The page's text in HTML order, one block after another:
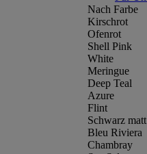
Nach Farbe
Kirschrot
Ofenrot
Shell Pink
White
Meringue
Deep Teal
Azure
Flint
Schwarz matt
Bleu Riviera
Chambray